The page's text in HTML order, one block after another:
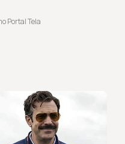
Portal Tela